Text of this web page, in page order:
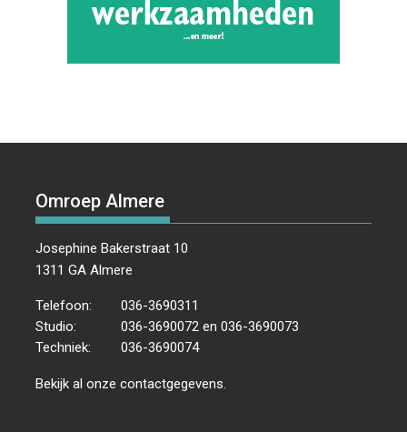
Omroep Almere
Josephine Bakerstraat 10
1311 GA Almere
Telefoon:
036-3690311
Studio:
036-3690072 en 036-3690073
Techniek:
036-3690074
Bekijk al onzecontactgegevens